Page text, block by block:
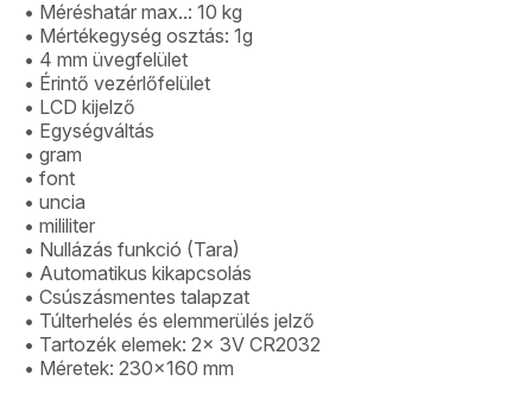
• Méréshatár max..: 10 kg
• Mértékegység osztás: 1g
• 4 mm üvegfelület
• Érintő vezérlőfelület
• LCD kijelző
• Egységváltás
• gram
• font
• uncia
• mililiter
• Nullázás funkció (Tara)
• Automatikus kikapcsolás
• Csúszásmentes talapzat
• Túlterhelés és elemmerülés jelző
• Tartozék elemek: 2x 3V CR2032
• Méretek: 230×160 mm